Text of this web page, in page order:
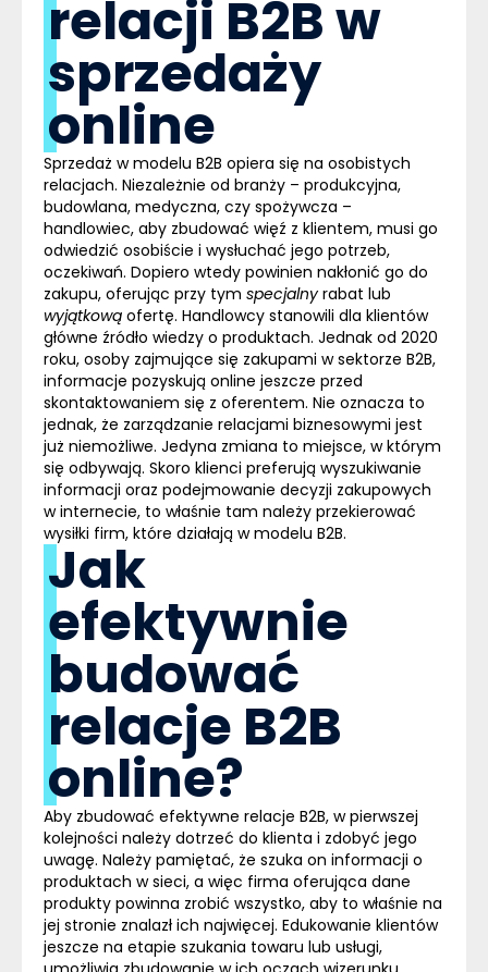
relacji B2B w
sprzedaży
online
Sprzedaż w modelu B2B opiera się na osobistych
relacjach. Niezależnie od branży – produkcyjna,
budowlana, medyczna, czy spożywcza –
handlowiec, aby zbudować więź z klientem, musi go
odwiedzić osobiście i wysłuchać jego potrzeb,
oczekiwań. Dopiero wtedy powinien nakłonić go do
zakupu, oferując przy tym specjalnyrabat lub
wyjątkową ofertę. Handlowcy stanowili dla klientów
główne źródło wiedzy o produktach. Jednak od 2020
roku, osoby zajmujące się zakupami w sektorze B2B,
informacje pozyskują online jeszcze przed
skontaktowaniem się z oferentem. Nie oznacza to
jednak, że zarządzanie relacjami biznesowymi jest
już niemożliwe. Jedyna zmiana to miejsce, w którym
się odbywają. Skoro klienci preferują wyszukiwanie
informacji oraz podejmowanie decyzji zakupowych
w internecie, to właśnie tam należy przekierować
wysiłki firm, które działają w modelu B2B.
Jak
efektywnie
budować
relacje B2B
online?
Aby zbudować efektywne relacje B2B, w pierwszej
kolejności należy dotrzeć do klienta i zdobyć jego
uwagę. Należy pamiętać, że szuka on informacji o
produktach w sieci, a więc firma oferująca dane
produkty powinna zrobić wszystko, aby to właśnie na
jej stronie znalazł ich najwięcej. Edukowanie klientów
jeszcze na etapie szukania towaru lub usługi,